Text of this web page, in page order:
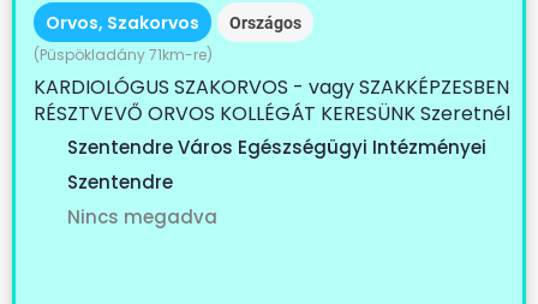
Orvos, Szakorvos Országos
(Püspökladány 71km-re)
KARDIOLÓGUS SZAKORVOS - vagy SZAKKÉPZESBEN
RÉSZTVEVŐ ORVOS KOLLÉGÁT KERESÜNK Szeretnél
egy...Szentendre Város Egészségügyi Intézményei
Szentendre
Nincs megadva